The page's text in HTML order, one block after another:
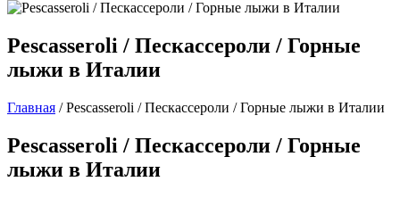
Pescasseroli / Пескассероли / Горные
лыжи в Италии
Главная / Pescasseroli / Пескассероли / Горные лыжи в Италии
Pescasseroli / Пескассероли / Горные
лыжи в Италии